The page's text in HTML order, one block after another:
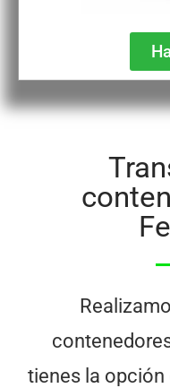
tienes la opción